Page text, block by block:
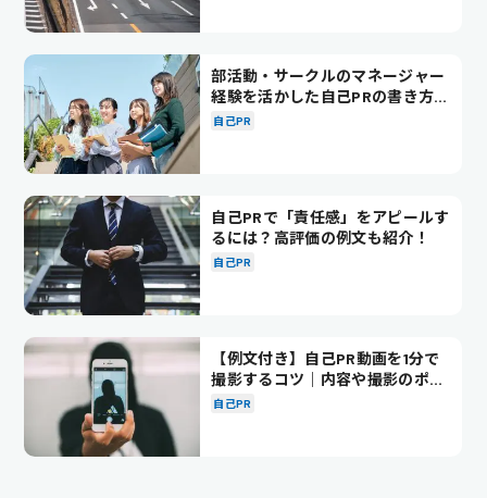
部活動・サークルのマネージャー
経験を活かした自己PRの書き方を
徹底解説！
自己PR
自己PRで「責任感」をアピールす
るには？高評価の例文も紹介！
自己PR
【例文付き】自己PR動画を1分で
撮影するコツ｜内容や撮影のポイ
ントも解説
自己PR